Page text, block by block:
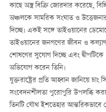
কাছে অস্ত্র বিক্রি জোরদার করেছে,
অঞ্চলকে সামরিক সংঘাত ও
দিচ্ছে। একই সঙ্গে তাইওয়ানের
তাইওয়ানের জনগণের জীবন ও কল্যাণ
শোষণের সুযোগ দিচ্ছে এবং
অভিযোগ করেন তিনি।
যুক্তরাষ্ট্রের প্রতি আহ্বান জানিয়ে
সংবেদনশীলতা পুরোপুরি উপলব্ধি
তিনটি যৌথ ইশতেহার আন্তরিকভাবে